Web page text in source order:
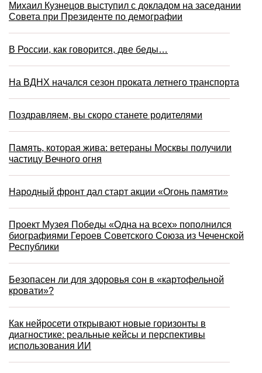
Михаил Кузнецов выступил с докладом на заседании
Совета при Президенте по демографии
В России, как говорится, две беды…
На ВДНХ начался сезон проката летнего транспорта
Поздравляем, вы скоро станете родителями
Память, которая жива: ветераны Москвы получили
частицу Вечного огня
Народный фронт дал старт акции «Огонь памяти»
Проект Музея Победы «Одна на всех» пополнился
биографиями Героев Советского Союза из Чеченской
Республики
Безопасен ли для здоровья сон в «картофельной
кровати»?
Как нейросети открывают новые горизонты в
диагностике: реальные кейсы и перспективы
использования ИИ